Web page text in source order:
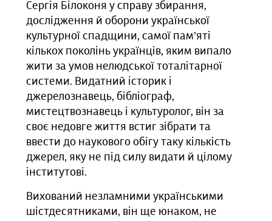
Сергія Білоконя у справу збирання,
дослідження й оборони української
культурної спадщини, самої пам’яті
кількох поколінь українців, яким випало
жити за умов нелюдської тоталітарної
системи. Видатний історик і
джерелознавець, бібліограф,
мистецтвознавець і культуролог, він за
своє недовге життя встиг зібрати та
ввести до наукового обігу таку кількість
джерел, яку не під силу видати й цілому
інститутові.
Вихований незламними українськими
шістдесятниками, він ще юнаком, не